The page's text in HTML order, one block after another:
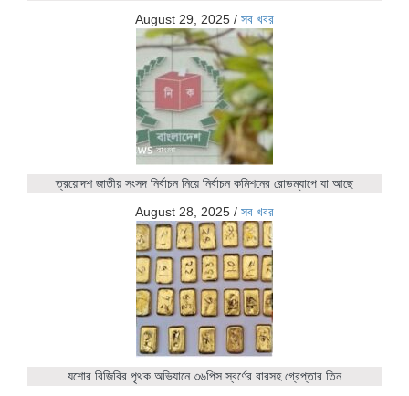
August 29, 2025 / সব খবর
ত্রয়োদশ জাতীয় সংসদ নির্বাচন নিয়ে নির্বাচন কমিশনের রোডম্যাপে যা আছে
August 28, 2025 / সব খবর
যশোর বিজিবির পৃথক অভিযানে ৩৬পিস স্বর্ণের বারসহ গ্রেপ্তার তিন